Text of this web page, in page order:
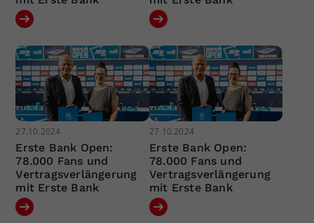
27.10.2024
Erste Bank Open:
78.000 Fans und
Vertragsverlängerung
mit Erste Bank
27.10.2024
Erste Bank Open:
78.000 Fans und
Vertragsverlängerung
mit Erste Bank